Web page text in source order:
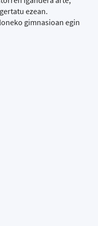
ezean.
gimnasioan egin